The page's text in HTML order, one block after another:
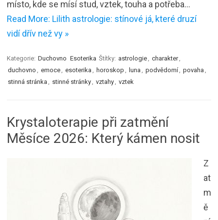
místo, kde se mísí stud, vztek, touha a potřeba…
Read More: Lilith astrologie: stínové já, které druzí
vidí dřív než vy »
Kategorie: Duchovno Esoterika Štítky: astrologie charakter
duchovno
emoce esoterika horoskop luna podvědomí povaha
stinná stránka
stinné stránky vztahy vztek
Krystaloterapie při zatmění
Měsíce 2026: Který kámen nosit
Z
at
m
ě